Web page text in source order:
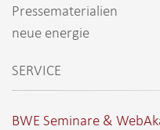
Pressematerialien
neue energie
SERVICE
BWE Seminare &